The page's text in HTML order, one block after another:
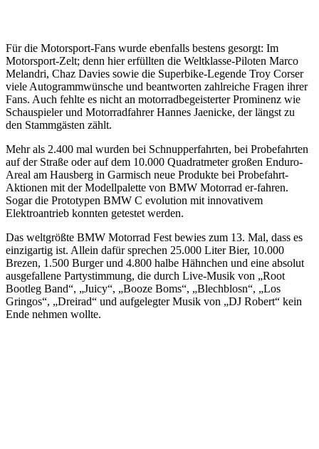
Für die Motorsport-Fans wurde ebenfalls bestens gesorgt: Im
Motorsport-Zelt; denn hier erfüllten die Weltklasse-Piloten Marco
Melandri, Chaz Davies sowie die Superbike-Legende Troy Corser
viele Autogrammwünsche und beantworten zahlreiche Fragen ihrer
Fans. Auch fehlte es nicht an motorradbegeisterter Prominenz wie
Schauspieler und Motorradfahrer Hannes Jaenicke, der längst zu
den Stammgästen zählt.
Mehr als 2.400 mal wurden bei Schnupperfahrten, bei Probefahrten
auf der Straße oder auf dem 10.000 Quadratmeter großen Enduro-
Areal am Hausberg in Garmisch neue Produkte bei Probefahrt-
Aktionen mit der Modellpalette von BMW Motorrad er-fahren.
Sogar die Prototypen BMW C evolution mit innovativem
Elektroantrieb konnten getestet werden.
Das weltgrößte BMW Motorrad Fest bewies zum 13. Mal, dass es
einzigartig ist. Allein dafür sprechen 25.000 Liter Bier, 10.000
Brezen, 1.500 Burger und 4.800 halbe Hähnchen und eine absolut
ausgefallene Partystimmung, die durch Live-Musik von „Root
Bootleg Band“, „Juicy“, „Booze Boms“, „Blechblosn“, „Los
Gringos“, „Dreirad“ und aufgelegter Musik von „DJ Robert“ kein
Ende nehmen wollte.